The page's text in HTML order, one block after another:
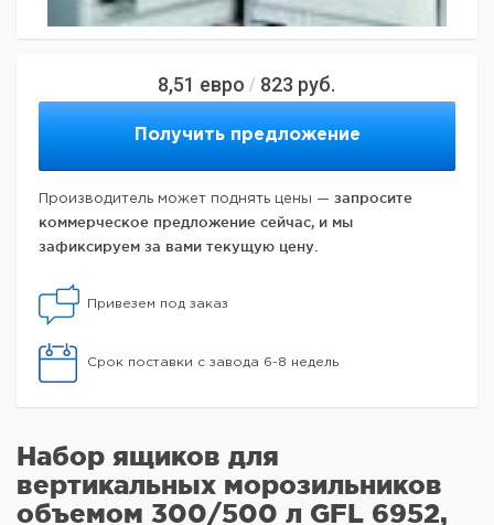
8,51 евро / 823 руб.
Получить предложение
Производитель может поднять цены — запросите
коммерческое предложение сейчас, и мы
зафиксируем за вами текущую цену.
Привезем под заказ
Срок поставки с завода 6-8 недель
Набор ящиков для
вертикальных морозильников
объемом 300/500 л GFL 6952,